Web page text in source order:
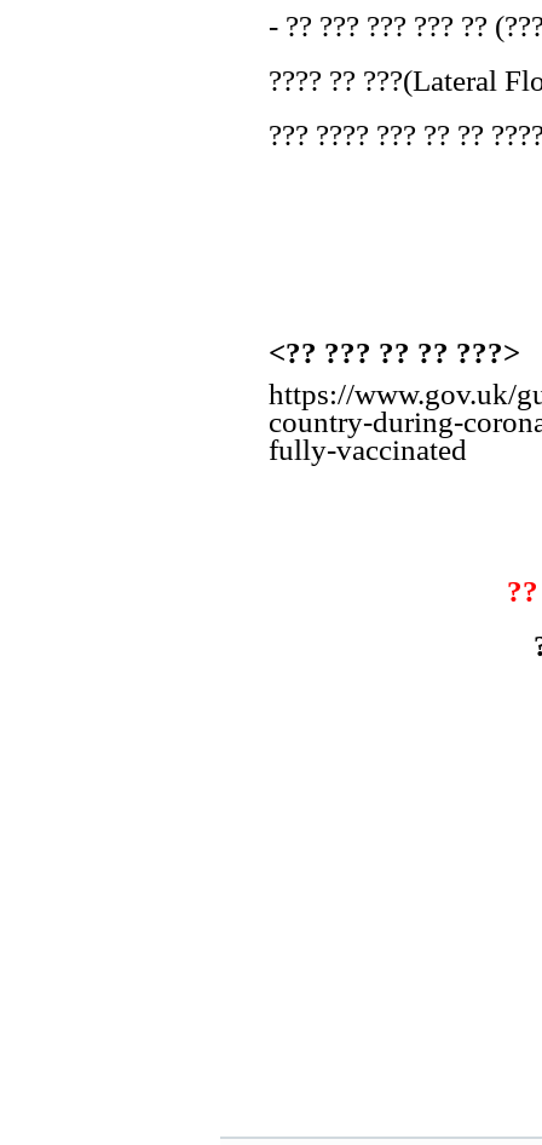
- ?? ??? ??? ??? ??
???? ?? ???(Lateral
??? ???? ??? ?? ??
<?? ??? ?? ?? ???>
https://www.gov.uk/
country-during-
fully-vaccinated